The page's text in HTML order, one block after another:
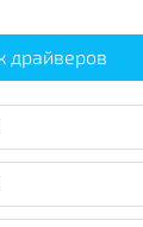
драйверов